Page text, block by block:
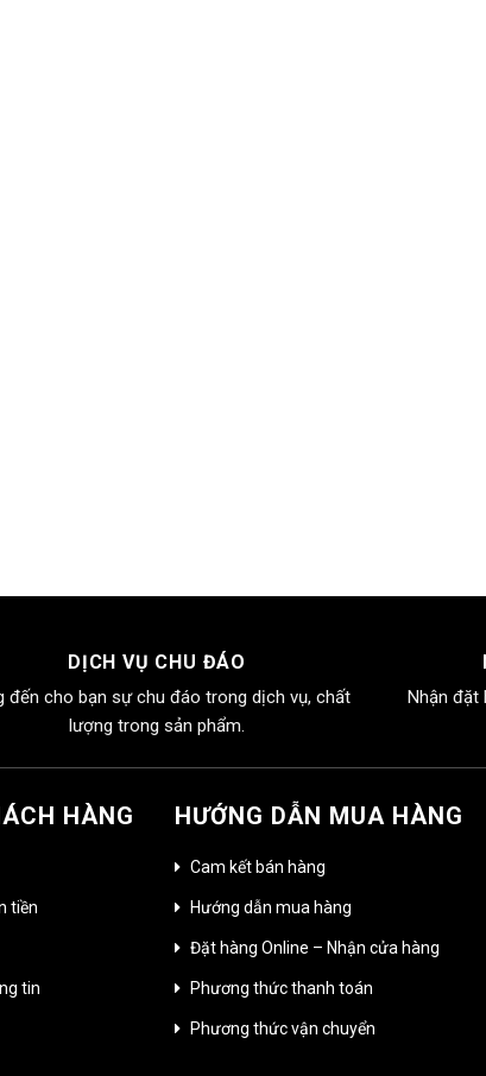
DỊCH VỤ CHU ĐÁO
đến cho bạn sự chu đáo trong dịch vụ, chất
lượng trong sản phẩm.
Nhận đặt
HÀNG
tiền
tin
HƯỚNG DẪN MUA HÀNG
Cam kết bán hàng
Hướng dẫn mua hàng
Đặt hàng Online – Nhận cửa hàng
Phương thức thanh toán
Phương thức vận chuyển